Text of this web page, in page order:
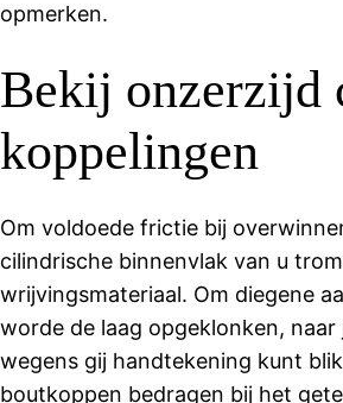
opmerken.
Bekij onzerzijd
koppelingen
Om voldoede frictie bij
cilindrische binnenvlak van u
wrijvingsmateriaal. Om diegene
worde de laag opgeklonken,
wegens gij handtekening kunt
boutkoppen bedragen bij het